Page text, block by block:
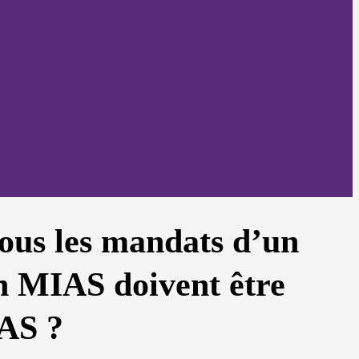
les mandats d’un
MIAS doivent être
?